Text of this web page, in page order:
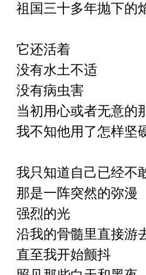
祖国三十多年抛下的
它还活着
没有水土不适
没有病虫害
当初用心或者无意的
我不知他用了怎样坚
我只知道自己已经不
那是一阵突然的弥漫
强烈的光
沿我的骨髓里直接游
直至我开始颤抖